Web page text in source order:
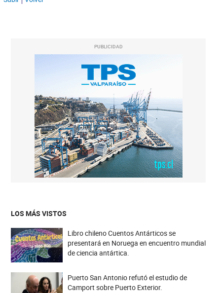
PUBLICIDAD
LOS MÁS VISTOS
Libro chileno Cuentos Antárticos se
presentará en Noruega en encuentro mundial
de ciencia antártica.
Puerto San Antonio refutó el estudio de
Camport sobre Puerto Exterior.